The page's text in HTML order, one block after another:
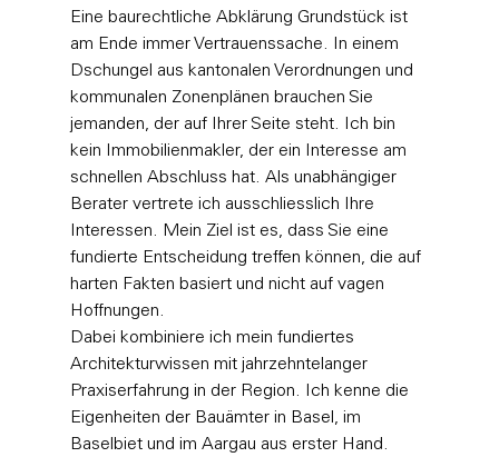
Eine baurechtliche Abklärung Grundstück ist
am Ende immer Vertrauenssache. In einem
Dschungel aus kantonalen Verordnungen und
kommunalen Zonenplänen brauchen Sie
jemanden, der auf Ihrer Seite steht. Ich bin
kein Immobilienmakler, der ein Interesse am
schnellen Abschluss hat. Als unabhängiger
Berater vertrete ich ausschliesslich Ihre
Interessen. Mein Ziel ist es, dass Sie eine
fundierte Entscheidung treffen können, die auf
harten Fakten basiert und nicht auf vagen
Hoffnungen.
Dabei kombiniere ich mein fundiertes
Architekturwissen mit jahrzehntelanger
Praxiserfahrung in der Region. Ich kenne die
Eigenheiten der Bauämter in Basel, im
Baselbiet und im Aargau aus erster Hand.